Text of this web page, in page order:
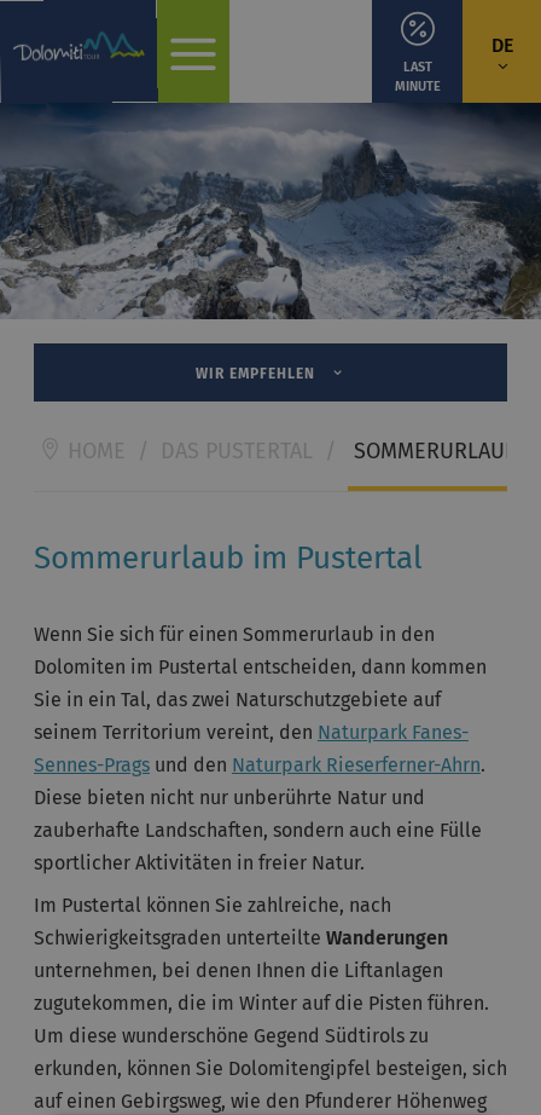
DE
LAST
MINUTE
WIR EMPFEHLEN
HOME / DAS PUSTERTAL / SOMMERURLAUB
Sommerurlaub im Pustertal
Wenn Sie sich für einen Sommerurlaub in den
Dolomiten im Pustertal entscheiden, dann kommen
Sie in ein Tal, das zwei Naturschutzgebiete auf
seinem Territorium vereint, den Naturpark Fanes-
Sennes-Pragsund den Naturpark Rieserferner-Ahrn.
Diese bieten nicht nur unberührte Natur und
zauberhafte Landschaften, sondern auch eine Fülle
sportlicher Aktivitäten in freier Natur.
Im Pustertal können Sie zahlreiche, nach
Schwierigkeitsgraden unterteilte Wanderungen
unternehmen, bei denen Ihnen die Liftanlagen
zugutekommen, die im Winter auf die Pisten führen.
Um diese wunderschöne Gegend Südtirols zu
erkunden, können Sie Dolomitengipfel besteigen, sich
auf einen Gebirgsweg, wie den Pfunderer Höhenweg